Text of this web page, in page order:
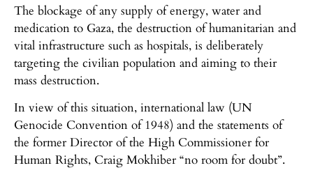
The blockage of any supply of energy, water and
medication to Gaza, the destruction of humanitarian and
vital infrastructure such as hospitals, is deliberately
targeting the civilian population and aiming to their
mass destruction.
In view of this situation, international law (UN
Genocide Convention of 1948) and the statements of
the former Director of the High Commissioner for
Human Rights, Craig Mokhiber “no room for doubt”.